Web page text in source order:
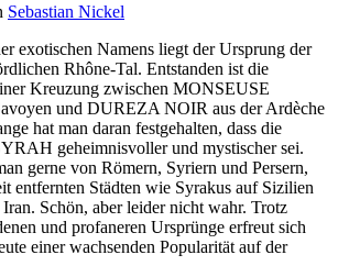
Sebastian Nickel
exotischen Namens liegt der Ursprung der
Rhône-Tal. Entstanden ist die
Kreuzung zwischen MONSEUSE
und DUREZA NOIR aus der Ardèche
hat man daran festgehalten, dass die
geheimnisvoller und mystischer sei.
gerne von Römern, Syriern und Persern,
entfernten Städten wie Syrakus auf Sizilien
Schön, aber leider nicht wahr. Trotz
und profaneren Ursprünge erfreut sich
einer wachsenden Popularität auf der